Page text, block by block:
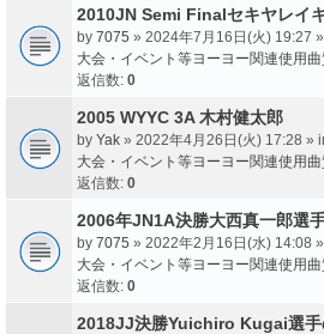
2010JN Semi Finalセキヤレイ
by 7075 » 2024年7月16日(火) 19:27
大会・イベント等ヨーヨー関連使用曲
返信数: 0
2005 WYYC 3A 木村健太郎
by Yak » 2022年4月26日(火) 17:28 »
大会・イベント等ヨーヨー関連使用曲
返信数: 0
2006年JN1A決勝大西真一郎選
by 7075 » 2022年2月16日(水) 14:08
大会・イベント等ヨーヨー関連使用曲
返信数: 0
2018JJ決勝Yuichiro Kugai選手